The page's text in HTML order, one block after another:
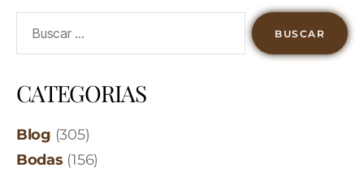
CATEGORIAS
Blog (305)
Bodas (156)